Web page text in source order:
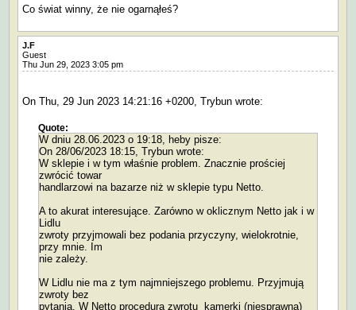
Co świat winny, że nie ogarnąłeś?
J.F
Guest
Thu Jun 29, 2023 3:05 pm
On Thu, 29 Jun 2023 14:21:16 +0200, Trybun wrote:
Quote:
W dniu 28.06.2023 o 19:18, heby pisze:
On 28/06/2023 18:15, Trybun wrote:
W sklepie i w tym właśnie problem. Znacznie prościej
zwrócić towar
handlarzowi na bazarze niż w sklepie typu Netto.
A to akurat interesujące. Zarówno w oklicznym Netto jak i w
Lidlu
zwroty przyjmowali bez podania przyczyny, wielokrotnie,
przy mnie. Im
nie zależy.
W Lidlu nie ma z tym najmniejszego problemu. Przyjmują
zwroty bez
pytania. W Netto procedura zwrotu kamerki (niesprawna)